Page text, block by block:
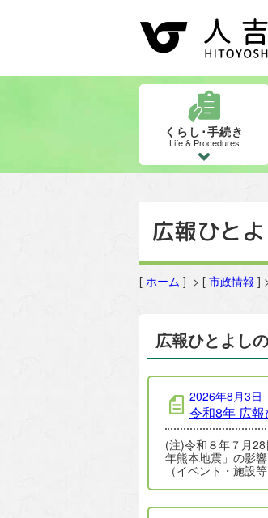
くらし･手続き
Life & Procedures
広報ひと
[ ホーム ] > [ 市政情報 ]
広報ひとよし
2026年8月3日
令和8年 広
(注)令和８年７月
年熊本地震」の影
（イベント・施設
新情報…